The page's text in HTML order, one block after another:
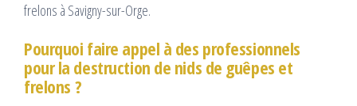
frelons à Savigny-sur-Orge.
Pourquoi faire appel à des professionnels
pour la destruction de nids de guêpes et
frelons ?